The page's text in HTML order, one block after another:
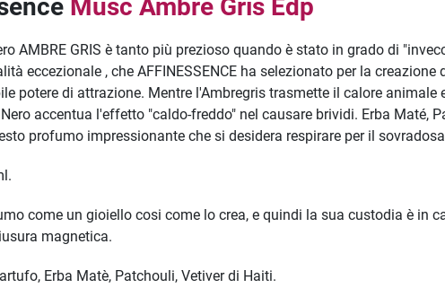
Musc Ambre Gris Edp
AMBRE GRIS è tanto più prezioso quando è stato in grado di
eccezionale , che AFFINESSENCE ha selezionato per la
potere di attrazione. Mentre l'Ambregris trasmette il calore animale
accentua l'effetto "caldo-freddo" nel causare brividi. Erba Maté,
profumo impressionante che si desidera respirare per il
come un gioiello cosi come lo crea, e quindi la sua custodia è in
magnetica.
Erba Matè, Patchouli, Vetiver di Haiti.